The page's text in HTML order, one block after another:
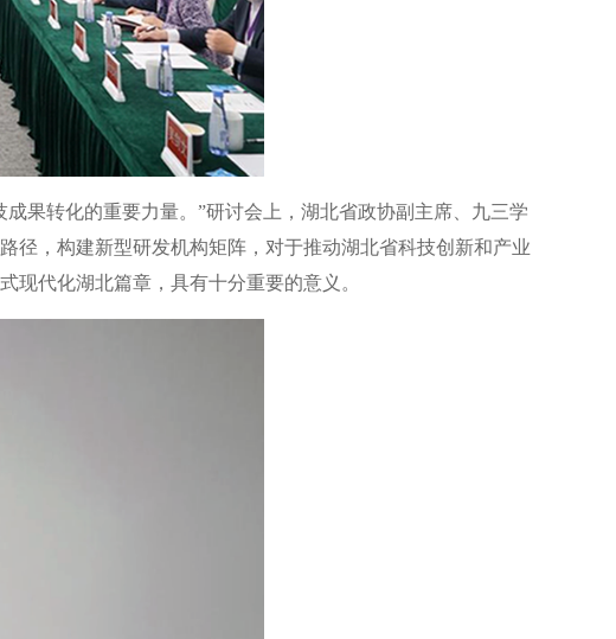
果转化的重要力量。”研讨会上，湖北省政协副主席、九三学
径，构建新型研发机构矩阵，对于推动湖北省科技创新和产业
现代化湖北篇章，具有十分重要的意义。